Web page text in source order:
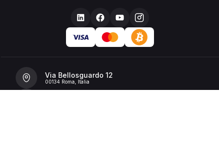
Via Bellosguardo 12
00134 Roma, Italia